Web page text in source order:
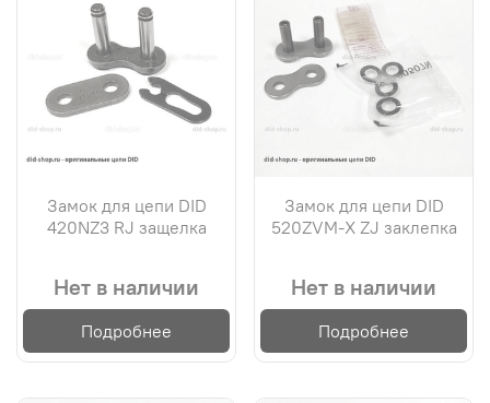
Замок для цепи DID
420NZ3 RJ защелка
Нет в наличии
Подробнее
Замок для цепи DID
520ZVM-X ZJ заклепка
Нет в наличии
Подробнее